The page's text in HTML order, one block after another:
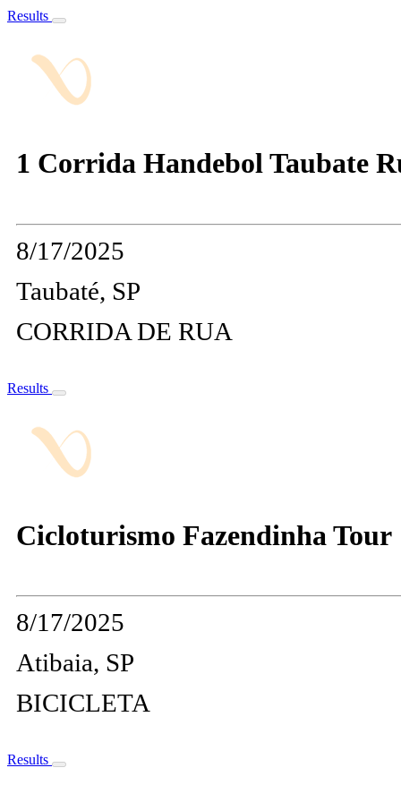
Results
1 Corrida Handebol Taubate
8/17/2025
Taubaté, SP
CORRIDA DE RUA
Results
Cicloturismo Fazendinha Tour
8/17/2025
Atibaia, SP
BICICLETA
Results